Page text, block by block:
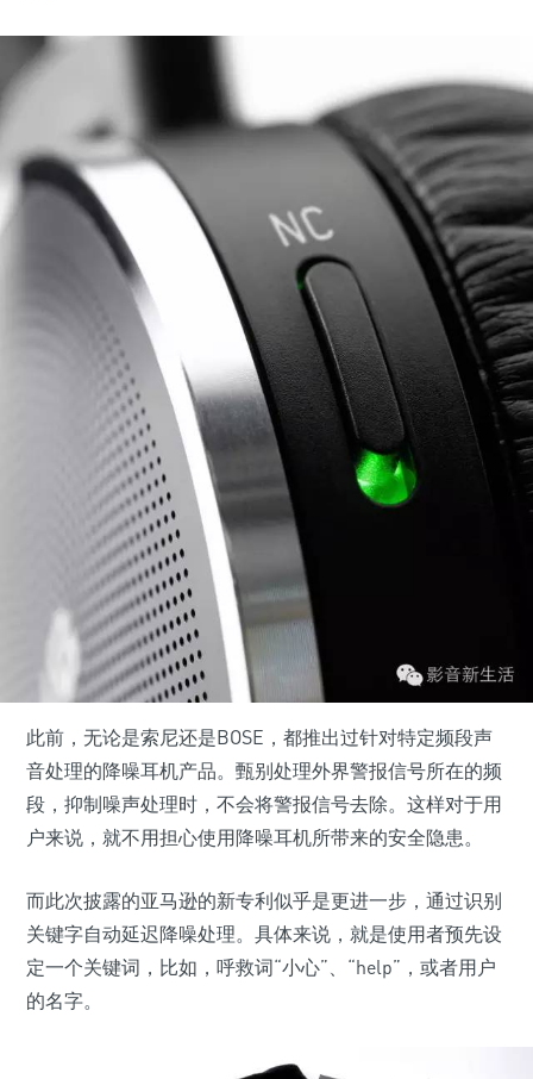
此前，无论是索尼还是BOSE，都推出过针对特定频段声
音处理的降噪耳机产品。甄别处理外界警报信号所在的频
段，抑制噪声处理时，不会将警报信号去除。这样对于用
户来说，就不用担心使用降噪耳机所带来的安全隐患。
而此次披露的亚马逊的新专利似乎是更进一步，通过识别
关键字自动延迟降噪处理。具体来说，就是使用者预先设
定一个关键词，比如，呼救词“小心”、“help”，或者用户
的名字。